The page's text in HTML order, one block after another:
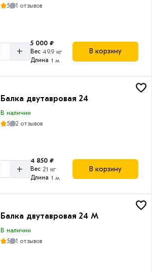
5
1 отзывов
+
5 000 ₽
Вес 49.9 кг
Длина 1 м
В корзину
Балка двутавровая 24
В наличии
5
2 отзывов
+
4 850 ₽
Вес 21 кг
Длина 1 м
В корзину
Балка двутавровая 24 М
В наличии
5
1 отзывов